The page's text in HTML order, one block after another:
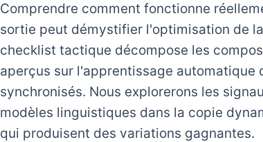
Comprendre comment fonctionne
sortie peut démystifier l'optimisation de
checklist tactique décompose les
aperçus sur l'apprentissage
synchronisés. Nous explorerons les
modèles linguistiques dans la copie
qui produisent des variations gagnantes.